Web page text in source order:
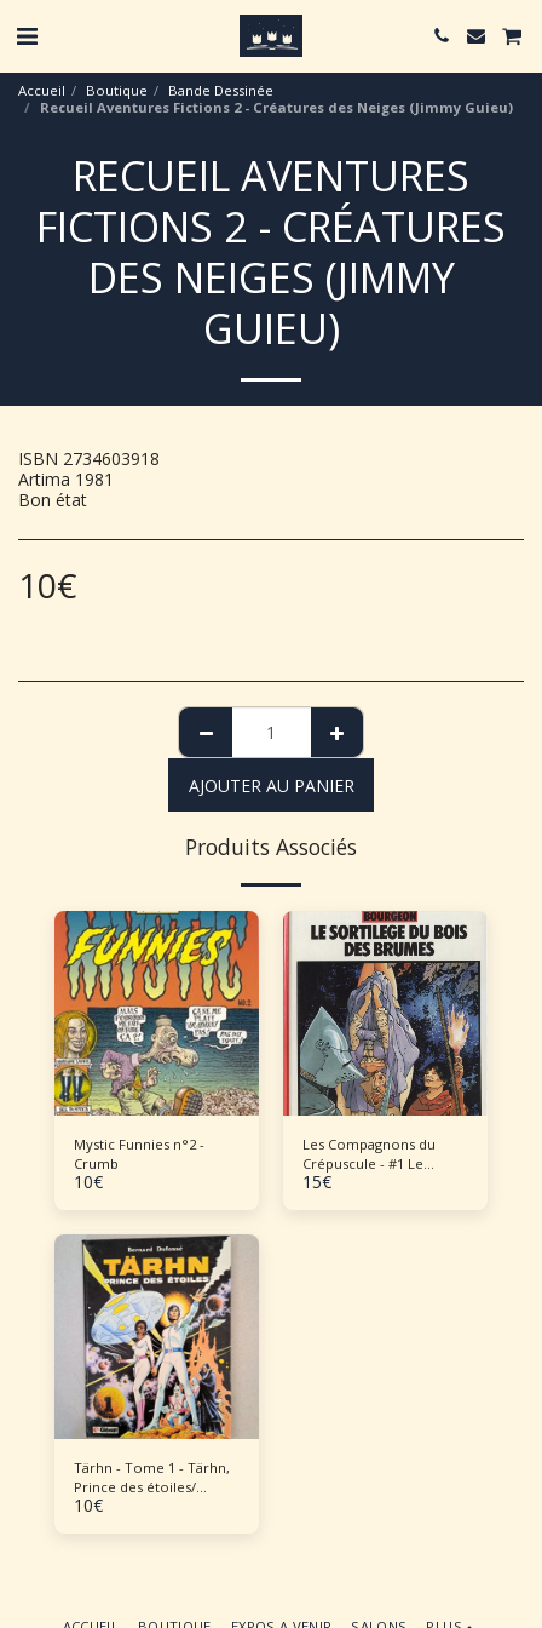
Accueil Boutique
Bande Dessinée
Recueil Aventures Fictions 2 - Créatures des Neiges (Jimmy Guieu)
RECUEIL AVENTURES
FICTIONS 2 - CRÉATURES
DES NEIGES (JIMMY
GUIEU)
ISBN 2734603918
Artima 1981
Bon état
10€
AJOUTER AU PANIER
Produits Associés
Mystic Funnies n°2 -
Crumb
10€
Les Compagnons du
Crépuscule - #1 Le
Sortilège du Bois des
15€
Tärhn - Tome 1 - Tärhn,
Prince des étoiles/
Klystar, Planète Océan
10€